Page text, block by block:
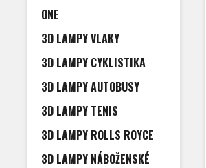
ONE
3D LAMPY VLAKY
3D LAMPY CYKLISTIKA
3D LAMPY AUTOBUSY
3D LAMPY TENIS
3D LAMPY ROLLS ROYCE
3D LAMPY NÁBOŽENSKÉ